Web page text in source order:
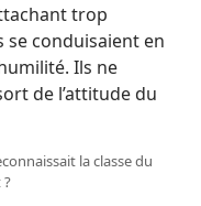
trop
se conduisaient en
Ils ne
de l’attitude du
la classe du
?